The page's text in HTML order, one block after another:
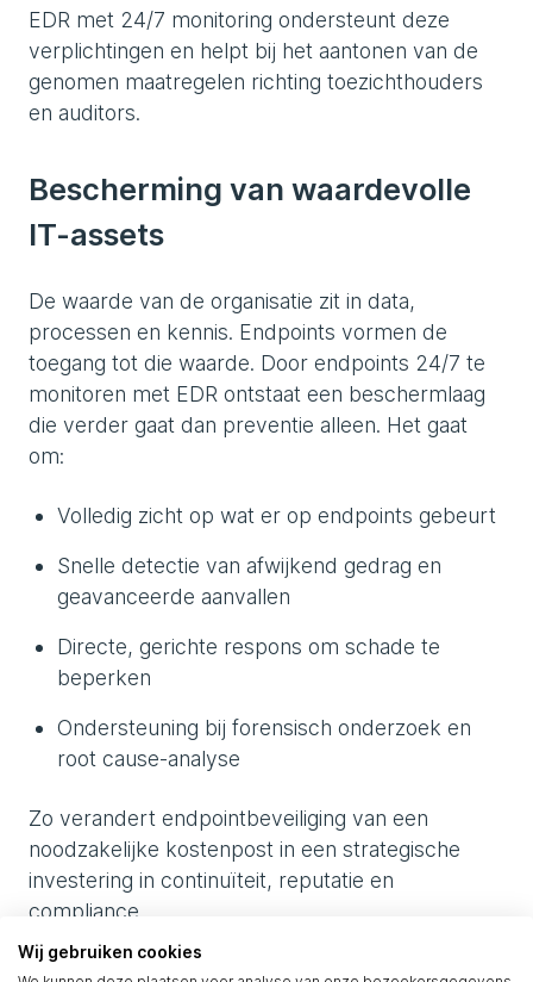
EDR met 24/7 monitoring ondersteunt deze
verplichtingen en helpt bij het aantonen van de
genomen maatregelen richting toezichthouders
en auditors.
Bescherming van waardevolle
IT-assets
De waarde van de organisatie zit in data,
processen en kennis. Endpoints vormen de
toegang tot die waarde. Door endpoints 24/7 te
monitoren met EDR ontstaat een beschermlaag
die verder gaat dan preventie alleen. Het gaat
om:
Volledig zicht op wat er op endpoints gebeurt
Snelle detectie van afwijkend gedrag en
geavanceerde aanvallen
Directe, gerichte respons om schade te
beperken
Ondersteuning bij forensisch onderzoek en
root cause-analyse
Zo verandert endpointbeveiliging van een
noodzakelijke kostenpost in een strategische
investering in continuïteit, reputatie en
compliance.
Wij gebruiken cookies